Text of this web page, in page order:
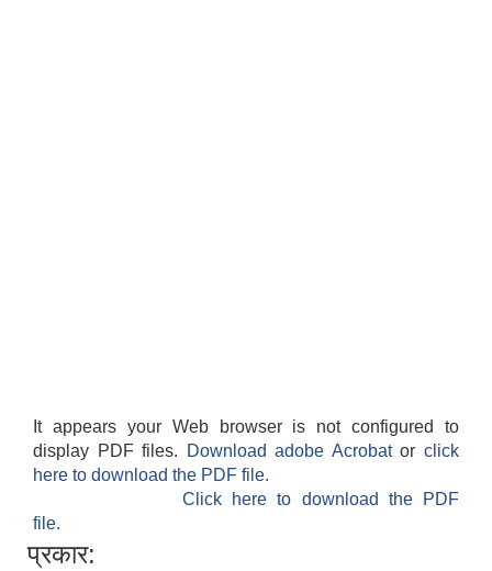
It appears your Web browser is not configured to
display PDF files.
Download adobe Acrobatorclick
here to download the PDF file.
Click here to download the PDF
file.
प्रकार: